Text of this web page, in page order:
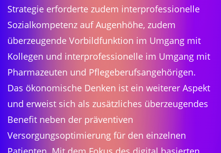
Strategie erforderte zudem interprofessionelle
Sozialkompetenz auf Augenhöhe, zudem
überzeugende Vorbildfunktion im Umgang mit
Kollegen und interprofessionelle im Umgang mit
Pharmazeuten und Pflegeberufsangehörigen.
Das ökonomische Denken ist ein weiterer Aspekt
und erweist sich als zusätzliches überzeugendes
Benefit neben der präventiven
Versorgungsoptimierung für den einzelnen